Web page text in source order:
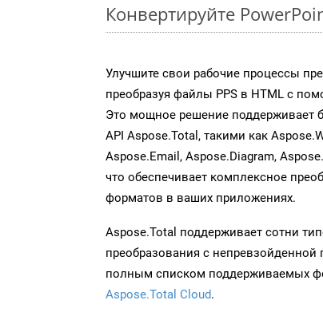
Конвертируйте
Улучшите свои рабочие процессы
преобразуя файлы PPS в HTML с
Это мощное решение поддерживает
API Aspose.Total, такими как
Aspose.Email, Aspose.Diagram,
что обеспечивает комплексное
форматов в ваших приложениях.
Aspose.Total поддерживает сотни
преобразования с непревзойденной
полным списком поддерживаемых
Aspose.Total Cloud.